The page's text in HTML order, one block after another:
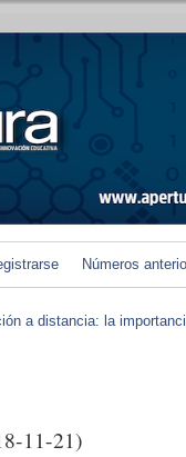
Números
a distancia: la
11-21)